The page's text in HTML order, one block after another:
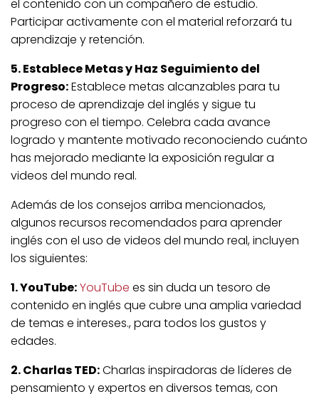
el contenido con un compañero de estudio.
Participar activamente con el material reforzará tu
aprendizaje y retención.
5. Establece Metas y Haz Seguimiento del
Progreso:Establece metas alcanzables para tu
proceso de aprendizaje del inglés y sigue tu
progreso con el tiempo. Celebra cada avance
logrado y mantente motivado reconociendo cuánto
has mejorado mediante la exposición regular a
videos del mundo real.
Además de los consejos arriba mencionados,
algunos recursos recomendados para aprender
inglés con el uso de videos del mundo real, incluyen
los siguientes:
1. YouTube:YouTube es sin duda un tesoro de
contenido en inglés que cubre una amplia variedad
de temas e intereses., para todos los gustos y
edades.
2. Charlas TED:Charlas inspiradoras de líderes de
pensamiento y expertos en diversos temas, con